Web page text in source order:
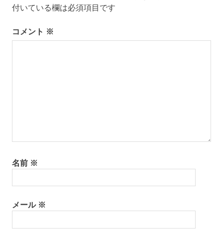
付いている欄は必須項目です
コメント ※
名前 ※
メール ※